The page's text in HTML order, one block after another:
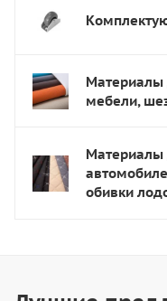
Материалы
мебели,
Материалы
обивки